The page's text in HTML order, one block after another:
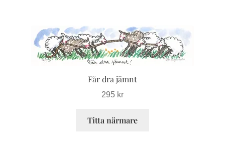
Får dra jämnt
295 kr
Titta närmare
Den
här
produkten
flera
varianter.
olika